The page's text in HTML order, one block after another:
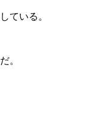
ている。
。